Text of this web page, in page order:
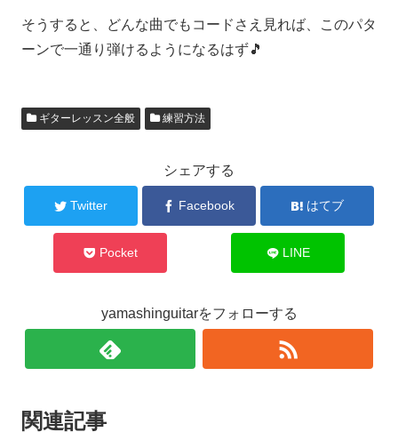
そうすると、どんな曲でもコードさえ見れば、このパタ
ーンで一通り弾けるようになるはず🎵
ギターレッスン全般 練習方法
シェアする
Twitter Facebook はてブ
Pocket LINE
yamashinguitarをフォローする
関連記事